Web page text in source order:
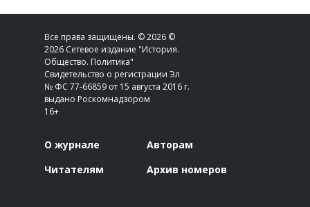
Все права защищены. © 2026 ©
2026 Сетевое издание "История.
Общество. Политика"
Свидетельство о регистрации Эл
№ ФС 77-66859 от 15 августа 2016 г.
выдано Роскомнадзором
16+
О журнале
Авторам
Читателям
Архив номеров